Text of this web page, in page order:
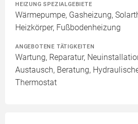
HEIZUNG SPEZIALGEBIETE
Wärmepumpe, Gasheizung,
Heizkörper, Fußbodenheizung
ANGEBOTENE TÄTIGKEITEN
Wartung, Reparatur,
Austausch, Beratung,
Thermostat